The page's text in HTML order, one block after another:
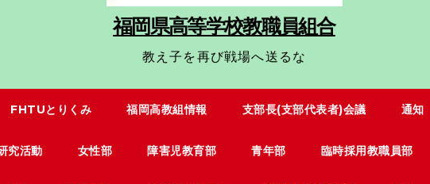
福岡県高等学校教職員組合
教え子を再び戦場へ送るな
FHTUとりくみ 福岡高教組情報 支部長(支部代表者)会議 通知
究活動 女性部 障害児教育部 青年部 臨時採用教職員部